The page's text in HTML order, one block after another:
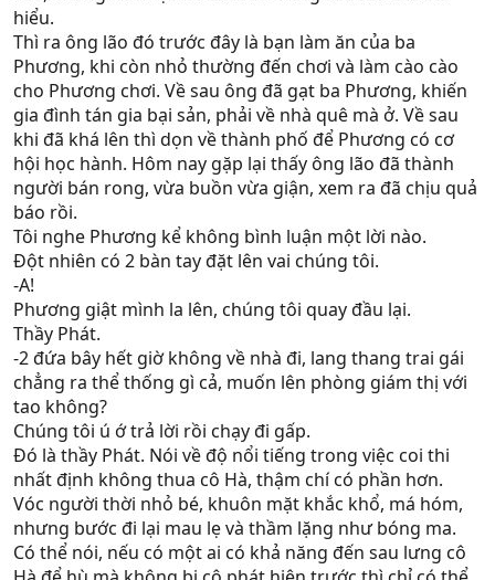
hiểu.
Thì ra ông lão đó trước đây là bạn làm ăn của ba
Phương, khi còn nhỏ thường đến chơi và làm cào cào
cho Phương chơi. Về sau ông đã gạt ba Phương, khiến
gia đình tán gia bại sản, phải về nhà quê mà ở. Về sau
khi đã khá lên thì dọn về thành phố để Phương có cơ
hội học hành. Hôm nay gặp lại thấy ông lão đã thành
người bán rong, vừa buồn vừa giận, xem ra đã chịu quả
báo rồi.
Tôi nghe Phương kể không bình luận một lời nào.
Đột nhiên có 2 bàn tay đặt lên vai chúng tôi.
-A!
Phương giật mình la lên, chúng tôi quay đầu lại.
Thầy Phát.
-2 đứa bây hết giờ không về nhà đi, lang thang trai gái
chẳng ra thể thống gì cả, muốn lên phòng giám thị với
tao không?
Chúng tôi ú ớ trả lời rồi chạy đi gấp.
Đó là thầy Phát. Nói về độ nổi tiếng trong việc coi thi
nhất định không thua cô Hà, thậm chí có phần hơn.
Vóc người thời nhỏ bé, khuôn mặt khắc khổ, má hóm,
nhưng bước đi lại mau lẹ và thầm lặng như bóng ma.
Có thể nói, nếu có một ai có khả năng đến sau lưng cô